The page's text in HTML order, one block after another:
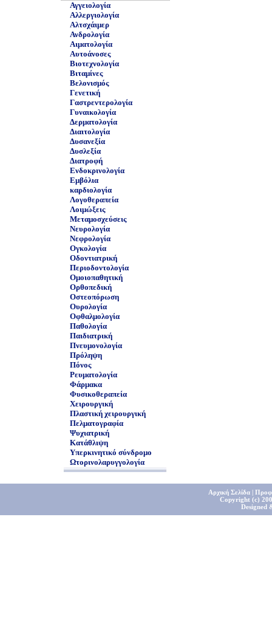
Αγγειολογία
Αλλεργιολογία
Αλτσχάιμερ
Ανδρολογία
Αιματολογία
Αυτοάνοσες
Βιοτεχνολογία
Βιταμίνες
Βελονισμός
Γενετική
Γαστρεντερολογία
Γυναικολογία
Δερματολογία
Διαιτολογία
Δυσανεξία
Δυσλεξία
Διατροφή
Ενδοκρινολογία
Εμβόλια
καρδιολογία
Λογοθεραπεία
Λοιμώξεις
Μεταμοσχεύσεις
Νευρολογία
Νεφρολογία
Ογκολογία
Οδοντιατρική
Περιοδοντολογία
Ομοιοπαθητική
Ορθοπεδική
Οστεοπόρωση
Ουρολογία
Οφθαλμολογία
Παθολογία
Παιδιατρική
Πνευμονολογία
Πρόληψη
Πόνος
Ρευματολογία
Φάρμακα
Φυσικοθεραπεία
Χειρουργική
Πλαστική χειρουργική
Πελματογραφία
Ψυχιατρική
Κατάθλιψη
Υπερκινητικό σύνδρομο
Ωτορινολαρυγγολογία
Αρχική Σελίδα|
Copyright (c)
Designed